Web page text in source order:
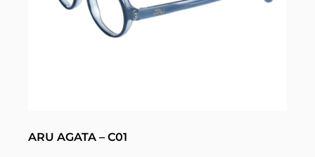
ARU AGATA – C01